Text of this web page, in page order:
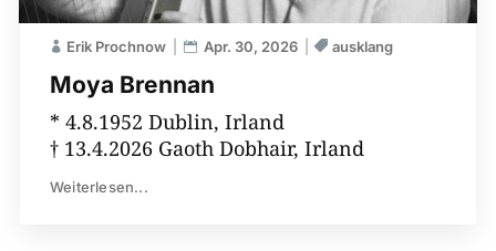
Moya Brennan
Erik Prochnow Apr. 30, 2026 ausklang
* 4.8.1952 Dublin, Irland
† 13.4.2026 Gaoth Dobhair, Irland
Weiterlesen...